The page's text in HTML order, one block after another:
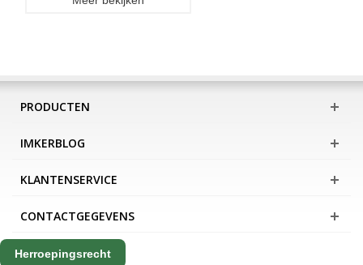
PRODUCTEN
IMKERBLOG
KLANTENSERVICE
CONTACTGEGEVENS
Herroepingsrecht